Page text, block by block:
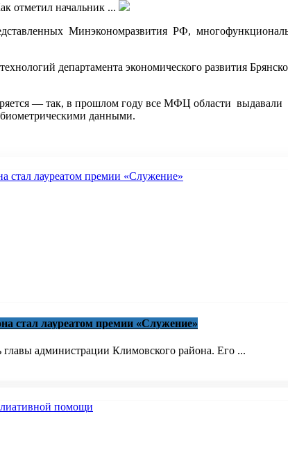
отметил начальник ...
Минэкономразвития РФ,
департамента экономического развития
— так, в прошлом году все МФЦ области выдавали
данными.
стал лауреатом премии «Служение»
администрации Климовского района. Его ...